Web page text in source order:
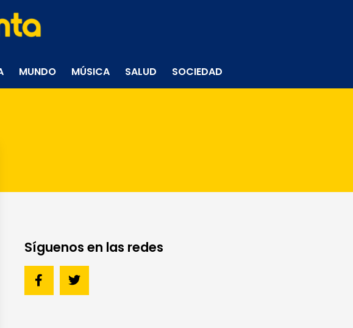
MUNDO MÚSICA SALUD SOCIEDAD
Síguenos en las redes